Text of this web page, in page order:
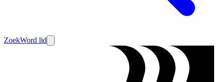
ZoekWord lid